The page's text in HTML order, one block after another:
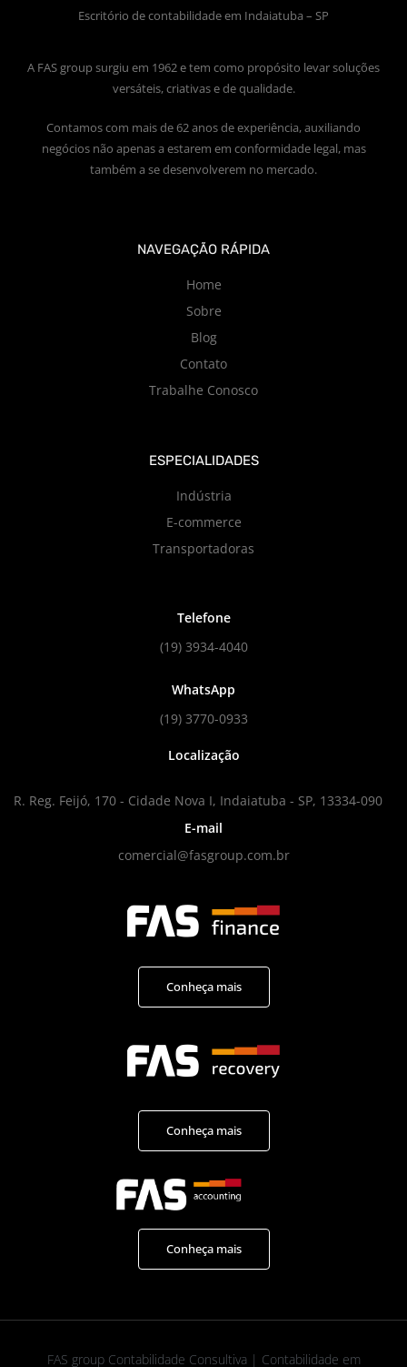
Escritório de contabilidade em Indaiatuba – SP
A FAS group surgiu em 1962 e tem como propósito levar soluções
versáteis, criativas e de qualidade.
Contamos com mais de 62 anos de experiência, auxiliando
negócios não apenas a estarem em conformidade legal, mas
também a se desenvolverem no mercado.
NAVEGAÇÃO RÁPIDA
Home
Sobre
Blog
Contato
Trabalhe Conosco
ESPECIALIDADES
Indústria
E-commerce
Transportadoras
Telefone
(19) 3934-4040
WhatsApp
(19) 3770-0933
Localização
R. Reg. Feijó, 170 - Cidade Nova I, Indaiatuba - SP, 13334-090
E-mail
comercial@fasgroup.com.br
Conheça mais
Conheça mais
Conheça mais
FAS group Contabilidade Consultiva | Contabilidade em